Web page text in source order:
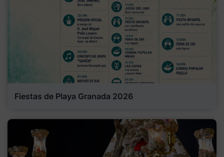
Fiestas de Playa Granada 2026